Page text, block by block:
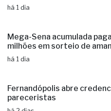
há 1 dia
Mega-Sena acumulada
milhões em sorteio de
há 1 dia
Fernandópolis abre
pareceristas